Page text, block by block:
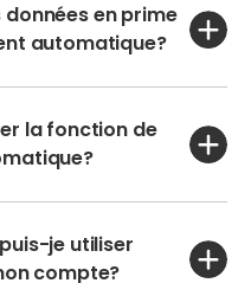
en prime
automatique?
la fonction de
je utiliser
compte?